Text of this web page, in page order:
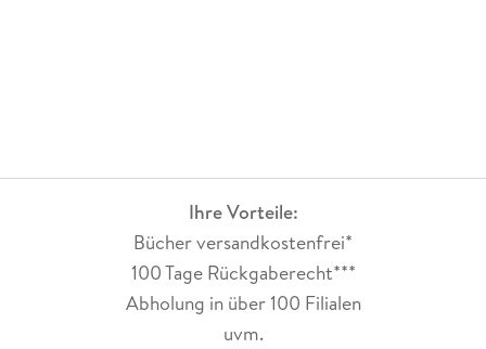
Ihre Vorteile:
Bücher versandkostenfrei*
100 Tage Rückgaberecht***
Abholung in über 100 Filialen
uvm.